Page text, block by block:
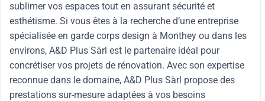
sublimer vos espaces tout en assurant sécurité et
esthétisme. Si vous êtes à la recherche d’une entreprise
spécialisée en garde corps design à Monthey ou dans les
environs, A&D Plus Sàrl est le partenaire idéal pour
concrétiser vos projets de rénovation. Avec son expertise
reconnue dans le domaine, A&D Plus Sàrl propose des
prestations sur-mesure adaptées à vos besoins